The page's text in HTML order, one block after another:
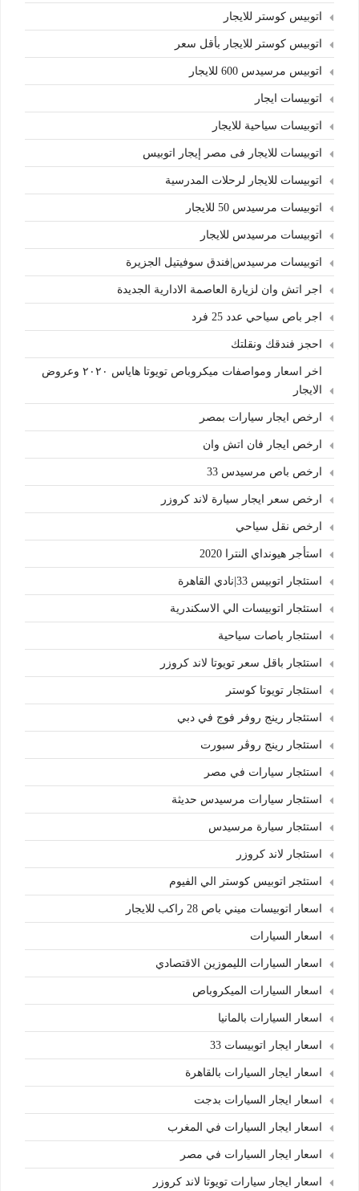
اتوبيس كوستر للايجار
اتوبيس كوستر للايجار بأقل سعر
اتوبيس مرسيدس 600 للايجار
اتوبيسات ايجار
اتوبيسات سياحية للايجار
اتوبيسات للايجار فى مصر إيجار اتوبيس
اتوبيسات للايجار لرحلات المدرسية
اتوبيسات مرسيدس 50 للايجار
اتوبيسات مرسيدس للايجار
اتوبيسات مرسيدس|فندق سوفيتيل الجزيرة
اجر اتش وان لزيارة العاصمة الادارية الجديدة
اجر باص سياحي عدد 25 فرد
احجز فندقك ونقلتك
اخر اسعار ومواصفات ميكروباص تويوتا هاياس ٢٠٢٠ وعروض
الايجار
ارخص ايجار سيارات بمصر
ارخص ايجار فان اتش وان
ارخص باص مرسيدس 33
ارخص سعر ايجار سيارة لاند كروزر
ارخص نقل سياحي
استأجر هيونداي النترا 2020
استئجار اتوبيس 33|نادي القاهرة
استئجار اتوبيسات الي الاسكندرية
استئجار باصات سياحية
استئجار باقل سعر تويوتا لاند كروزر
استئجار تويوتا كوستر
استئجار رينج روفر فوج في دبي
استئجار رينج روڤر سبورت
استئجار سيارات في مصر
استئجار سيارات مرسيدس حديثة
استئجار سيارة مرسيدس
استئجار لاند كروزر
استئجر اتوبيس كوستر الي الفيوم
اسعار اتوبيسات ميني باص 28 راكب للايجار
اسعار السيارات
اسعار السيارات الليموزين الاقتصادي
اسعار السيارات الميكروباص
اسعار السيارات بالمانيا
اسعار ايجار اتوبيسات 33
اسعار ايجار السيارات بالقاهرة
اسعار ايجار السيارات بدجت
اسعار ايجار السيارات في المغرب
اسعار ايجار السيارات في مصر
اسعار ايجار سيارات تويوتا لاند كروزر